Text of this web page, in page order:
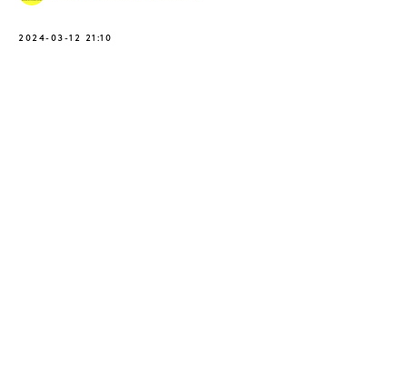
2024-03-12 21:10